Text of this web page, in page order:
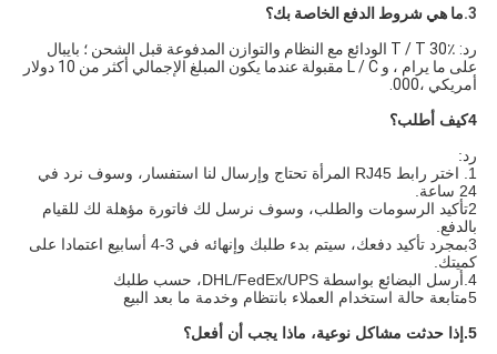
3. ما هي شروط الدفع الخاصة بك؟
رد: T / T 30٪ الودائع مع النظام والتوازن المدفوعة قبل الشحن ؛ بايبال
على ما يرام ، و L / C مقبولة عندما يكون المبلغ الإجمالي أكثر من 10 دولار
أمريكي ،000.
4كيف أطلب؟
رد:
1. اختر رابط RJ45 المرأة تحتاج وإرسال لنا استفسار، وسوف نرد في
24 ساعة.
2تأكيد الرسومات والطلب، وسوف نرسل لك فاتورة مؤهلة لك للقيام
بالدفع.
3بمجرد تأكيد دفعك، سيتم بدء طلبك وإنهائه في 3-4 أسابيع اعتمادا على
كميتك.
4.أرسل البضائع بواسطة DHL/FedEx/UPS، حسب طلبك
5متابعة حالة استخدام العملاء بانتظام وخدمة ما بعد البيع
5. إذا حدثت مشاكل نوعية، ماذا يجب أن أفعل؟